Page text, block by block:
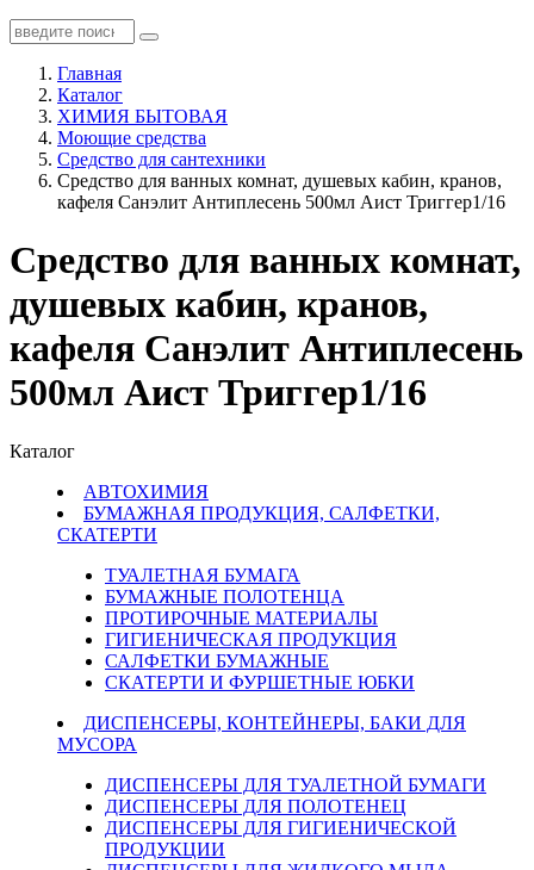
Главная
Каталог
ХИМИЯ БЫТОВАЯ
Моющие средства
Средство для сантехники
Средство для ванных комнат, душевых кабин, кранов,
кафеля Санэлит Антиплесень 500мл Аист Триггер1/16
Средство для ванных комнат,
душевых кабин, кранов,
кафеля Санэлит Антиплесень
500мл Аист Триггер1/16
Каталог
АВТОХИМИЯ
БУМАЖНАЯ ПРОДУКЦИЯ, САЛФЕТКИ,
СКАТЕРТИ
ТУАЛЕТНАЯ БУМАГА
БУМАЖНЫЕ ПОЛОТЕНЦА
ПРОТИРОЧНЫЕ МАТЕРИАЛЫ
ГИГИЕНИЧЕСКАЯ ПРОДУКЦИЯ
САЛФЕТКИ БУМАЖНЫЕ
СКАТЕРТИ И ФУРШЕТНЫЕ ЮБКИ
ДИСПЕНСЕРЫ, КОНТЕЙНЕРЫ, БАКИ ДЛЯ
МУСОРА
ДИСПЕНСЕРЫ ДЛЯ ТУАЛЕТНОЙ БУМАГИ
ДИСПЕНСЕРЫ ДЛЯ ПОЛОТЕНЕЦ
ДИСПЕНСЕРЫ ДЛЯ ГИГИЕНИЧЕСКОЙ
ПРОДУКЦИИ